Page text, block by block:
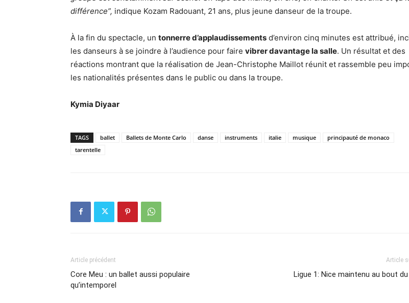
différence”, indique Kozam Radouant, 21 ans, plus jeune danseur de la troupe.
À la fin du spectacle, un tonnerre d’applaudissements d’environ cinq minutes est attribué,
les danseurs à se joindre à l’audience pour faire vibrer davantage la salle. Un résultat et des
réactions montrant que la réalisation de Jean-Christophe Maillot réunit et rassemble peu
les nationalités présentes dans le public ou dans la troupe.
Kymia Diyaar
TAGS ballet Ballets de Monte Carlo danse instruments italie musique
principauté de monaco
tarentelle
Article précédent
Core Meu : un ballet aussi populaire
qu’intemporel
Article
Ligue 1: Nice maintenu au bout